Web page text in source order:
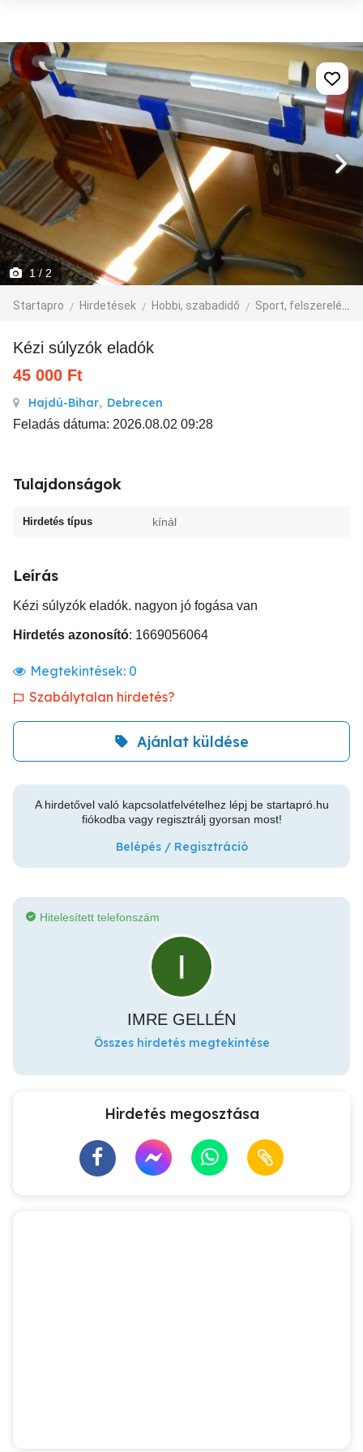
1 / 2
Startapro Hirdetések Hobbi, szabadidő Sport, felszerelés
Kézi súlyzók eladók
45 000 Ft
Hajdú-Bihar, Debrecen
Feladás dátuma: 2026.08.02 09:28
Tulajdonságok
Hirdetés típus kínál
Leírás
Kézi súlyzók eladók. nagyon jó fogása van
Hirdetés azonosító: 1669056064
Megtekintések: 0
Szabálytalan hirdetés?
Ajánlat küldése
A hirdetővel való kapcsolatfelvételhez lépj be startapró.hu
fiókodba vagy regisztrálj gyorsan most!
Belépés / Regisztráció
Hitelesített telefonszám
IMRE GELLÉN
Összes hirdetés megtekintése
Hirdetés megosztása